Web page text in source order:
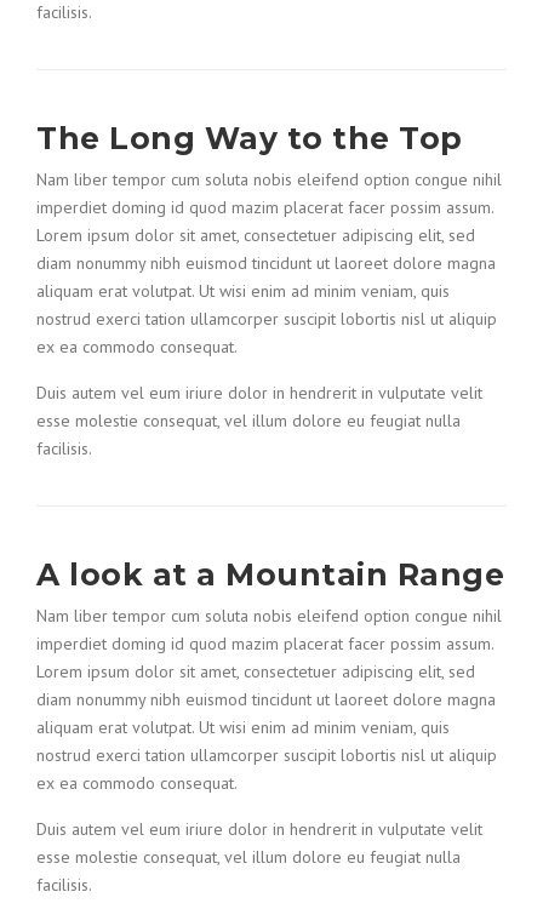
facilisis.
The Long Way to the Top
Nam liber tempor cum soluta nobis eleifend option congue nihil
imperdiet doming id quod mazim placerat facer possim assum.
Lorem ipsum dolor sit amet, consectetuer adipiscing elit, sed
diam nonummy nibh euismod tincidunt ut laoreet dolore magna
aliquam erat volutpat. Ut wisi enim ad minim veniam, quis
nostrud exerci tation ullamcorper suscipit lobortis nisl ut aliquip
ex ea commodo consequat.
Duis autem vel eum iriure dolor in hendrerit in vulputate velit
esse molestie consequat, vel illum dolore eu feugiat nulla
facilisis.
A look at a Mountain Range
Nam liber tempor cum soluta nobis eleifend option congue nihil
imperdiet doming id quod mazim placerat facer possim assum.
Lorem ipsum dolor sit amet, consectetuer adipiscing elit, sed
diam nonummy nibh euismod tincidunt ut laoreet dolore magna
aliquam erat volutpat. Ut wisi enim ad minim veniam, quis
nostrud exerci tation ullamcorper suscipit lobortis nisl ut aliquip
ex ea commodo consequat.
Duis autem vel eum iriure dolor in hendrerit in vulputate velit
esse molestie consequat, vel illum dolore eu feugiat nulla
facilisis.